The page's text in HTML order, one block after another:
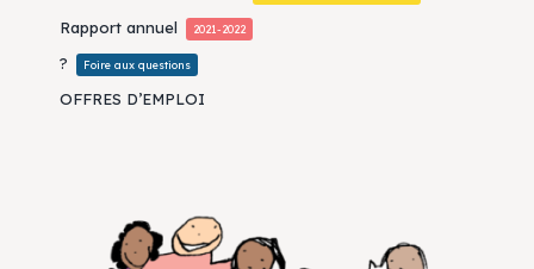
Rapport annuel 2021-2022
? Foire aux questions
OFFRES D’EMPLOI